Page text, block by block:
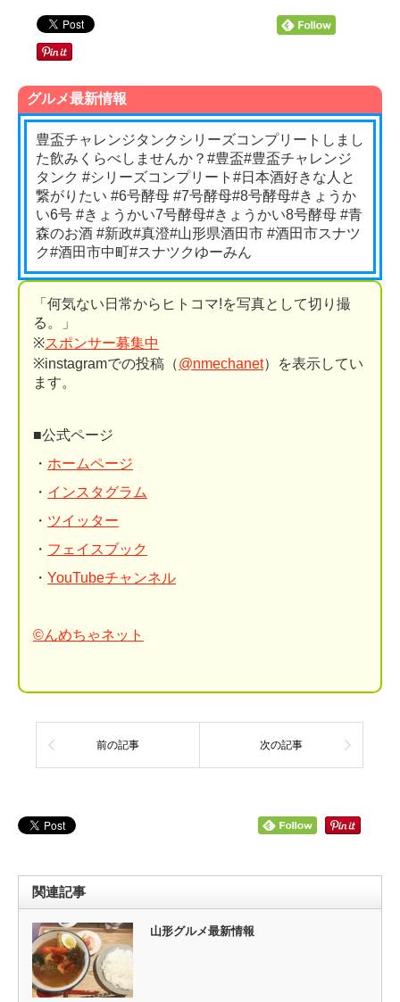
グルメ最新情報
豊盃チャレンジタンクシリーズコンプリートしまし
た️飲みくらべしませんか？#豊盃#豊盃チャレンジ
タンク #シリーズコンプリート#日本酒好きな人と
繋がりたい #6号酵母 #7号酵母#8号酵母#きょうか
い6号 #きょうかい7号酵母#きょうかい8号酵母 #青
森のお酒 #新政#真澄#山形県酒田市 #酒田市スナツ
ク#酒田市中町#スナツクゆーみん
「何気ない日常からヒトコマ!を写真として切り撮
る。」
※スポンサー募集中
※instagramでの投稿（@nmechanet）を表示してい
ます。
■公式ページ
・ ホームページ
・ インスタグラム
・ ツイッター
・ フェイスブック
・ YouTubeチャンネル
©んめちゃネット
前の記事 次の記事
関連記事
山形グルメ最新情報